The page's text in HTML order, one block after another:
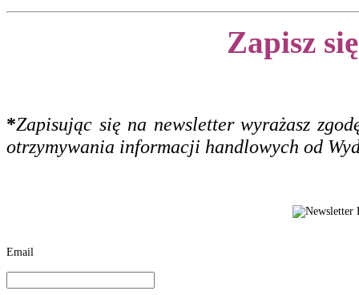
Zapisz
*Zapisując się na newsletter wyrażasz
otrzymywania informacji handlowych od
Email